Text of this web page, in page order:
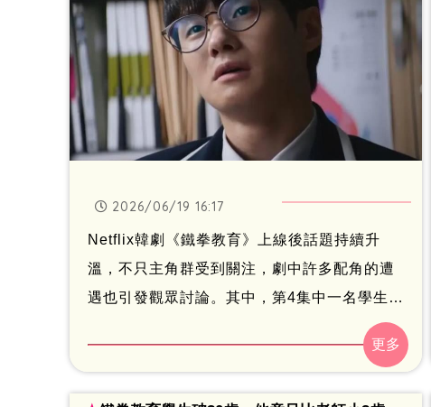
2026/06/19 16:17
Netflix韓劇《鐵拳教育》上線後話題持續升
溫，不只主角群受到關注，劇中許多配角的遭
遇也引發觀眾討論。其中，第4集中一名學生的
悲慘經歷更讓不少劇迷心疼，甚至被點名為